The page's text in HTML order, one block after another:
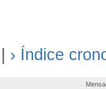
› Índice